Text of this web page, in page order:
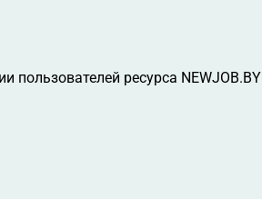
ресурса NEWJOB.BY